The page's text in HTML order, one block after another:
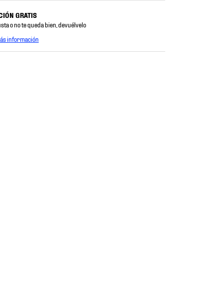
GRATIS
o no te queda bien, devuélvelo
información